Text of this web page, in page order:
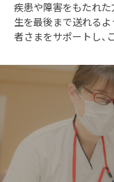
疾患や障害をもたれ
生を最後まで送れる
者さまをサポートし、